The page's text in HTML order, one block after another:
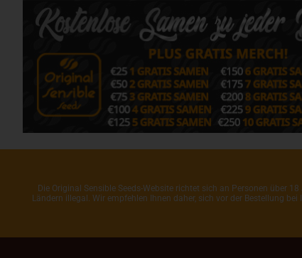
Die Original Sensible Seeds-Website richtet sich an Personen über
Ländern illegal. Wir empfehlen Ihnen daher, sich vor der Bestellung